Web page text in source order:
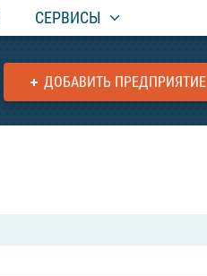
СЕРВИСЫ
ДОБАВИТЬ ПРЕДПРИЯТИЕ